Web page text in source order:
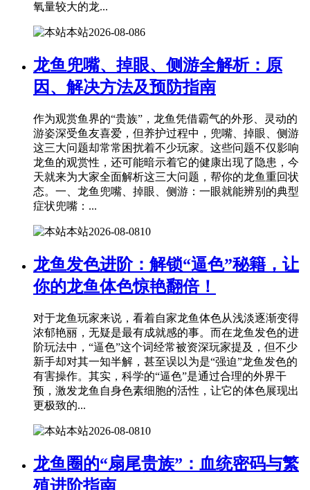
氧量较大的龙...
本站2026-08-086
龙鱼兜嘴、掉眼、侧游全解析：原
因、解决方法及预防指南
作为观赏鱼界的“贵族”，龙鱼凭借霸气的外形、灵动的
游姿深受鱼友喜爱，但养护过程中，兜嘴、掉眼、侧游
这三大问题却常常困扰着不少玩家。这些问题不仅影响
龙鱼的观赏性，还可能暗示着它的健康出现了隐患，今
天就来为大家全面解析这三大问题，帮你的龙鱼重回状
态。一、龙鱼兜嘴、掉眼、侧游：一眼就能辨别的典型
症状兜嘴：...
本站2026-08-0810
龙鱼发色进阶：解锁“逼色”秘籍，让
你的龙鱼体色惊艳翻倍！
对于龙鱼玩家来说，看着自家龙鱼体色从浅淡逐渐变得
浓郁艳丽，无疑是最有成就感的事。而在龙鱼发色的进
阶玩法中，“逼色”这个词经常被资深玩家提及，但不少
新手却对其一知半解，甚至误以为是“强迫”龙鱼发色的
有害操作。其实，科学的“逼色”是通过合理的外界干
预，激发龙鱼自身色素细胞的活性，让它的体色展现出
更极致的...
本站2026-08-0810
龙鱼圈的“扇尾贵族”：血统密码与繁
殖进阶指南